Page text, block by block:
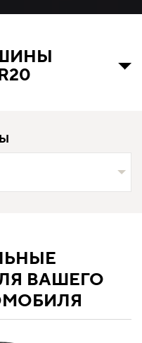
ВАШЕГО